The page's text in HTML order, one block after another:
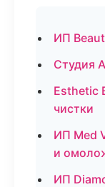
ИП
Студия
Esthetic
чистки
ИП Med
и
ИП